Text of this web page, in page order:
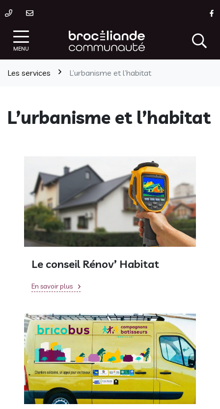
au
contenu
MENU
Les services L’urbanisme et l’habitat
L’urbanisme et l’habitat
Le conseil Rénov’ Habitat
En savoir plus